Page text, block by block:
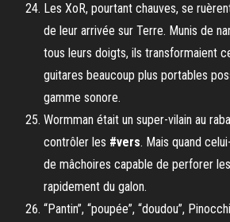
Les XoR, pourtant chauves, se
de leur arrivée sur Terre. Munis de
tous leurs doigts, ils transformaient
guitares beaucoup plus portables
gamme sonore.
Wormman était un super-vilain au
contrôler les #vers. Mais quand
de mâchoires capable de perforer
rapidement du galon.
“Pantin”, “poupée”, “doudou”,